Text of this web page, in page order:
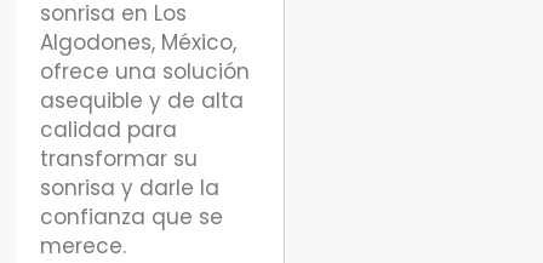
sonrisa en Los
Algodones, México,
ofrece una solución
asequible y de alta
calidad para
transformar su
sonrisa y darle la
confianza que se
merece.